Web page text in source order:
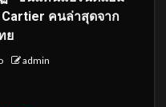
Cartier คนล่าสุดจาก
ย
admin